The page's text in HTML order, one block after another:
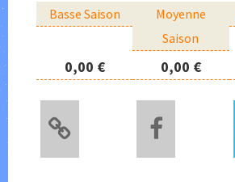
Basse Saison
Moyenne
Saison
0,00 € 0,00 €